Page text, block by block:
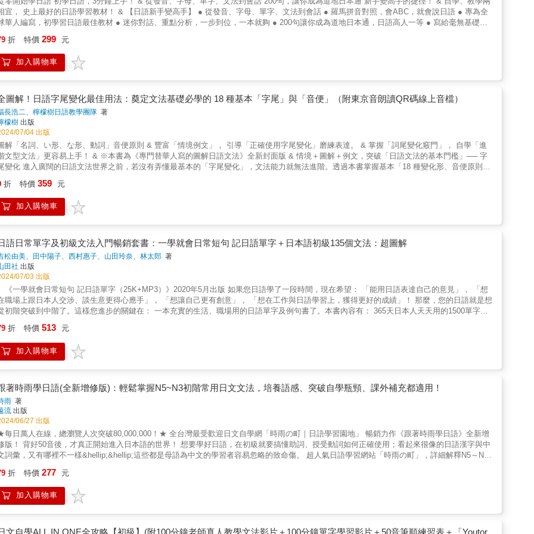
外花錢，且使用率和相容性也是史上最高。3. 「VRP虛擬點讀筆」就是這麼方便！（1）讀者只要透過書中的QR Code連結，就能立即下載
Youtor App」。（僅限iPhone和Android二種系統手機）（2）下載完成後，可至App目錄中搜尋需要的音檔或直接掃描內頁QR Code，將音檔一
從雲端下載至手機使用。（3）當音檔已完成下載後，讀者只要拿出手機並開啟「Youtor App」（內含VRP虛擬點讀筆），就能隨時掃描書中頁
的QR Code立即讀取音檔（平均1秒內）且不需要開啟上網功能。（4）「VRP虛擬點讀筆」就像是點讀筆一樣好用，還可以調整播放速度（0.8-
，聆聽該頁音檔。（6）如果讀者擔心音檔下載後太佔手機空間，也可以隨時刪除音檔，下次需要使用時再下載。購買本公司書籍的讀者等於有
個雲端的CD櫃可隨時使用。（7）詳細使用及操作方法請見書中使用說明。※本書未提供光碟燒錄服務。※雖然我們努力做到完美，但也有可能
為手機的系統版本和「Youtor App」不相容導致無法安裝，在此必須和讀者說聲抱歉，若無法正常使用，請與本公司聯繫，由專人為您服務。
喔，我就是記不起來！」、「是な（na）還是ら（ra），怎麼唸起來都一樣。」相信這是很多人共同的心聲。為了幫助您克服這個困擾，本書特
加入假名比較的單元，為您解說長相相似或是發音相似的假名之間如何區別，讓您分得清楚，自然記的明白、寫的順手而且讀的通暢囉！ 6. 漂
的習字帖，讓筆寫法加強記憶力道！ 學完50音一行，立刻進入書寫練習。用十字方格，搭配正確的一筆一畫教學，讓您寫出一手漂亮、流暢的
名。剛學完50音立刻進入手寫練習，用筆寫法挖掘大腦的潛力，記憶的力道最強大！ 7. 朗讀MP3+書本，邊聽邊學超效率！ 隨書附上精緻朗讀
，由東京腔日本老師錄製，讓您在初學階段就習慣最正確最優美的發音，只要長期接觸正確的發音，自然會說一口標準的日語！建議您一邊
書一邊聽MP3，並且張開嘴巴大聲跟著老師唸，訓練您的耳朵、也訓練您的嘴，聽說讀寫一下子就一次全部都搞定！ 本書寫給剛開始接觸日文
詞的特點，讓讀者重新深入認識自動詞・他動詞。如：「什麼是自動詞、他動詞？兩者分別用在哪一方面？」、「所有的動詞都有成對的自動
動詞詞組嗎？」等。 第二單元：提示N5/N4程度的自動詞、他動詞應用句型，讓學習者可以了解其在日文中的實際使用狀況。例如「～て
・てある」「（目的）～ように・ために」等。 第三單元：本書最重要的內容──按照自動詞、他動詞的背誦規則，羅列192組外形意思相近
自他對應動詞」，列點兩者中文的差異並列舉例句。 老是搞不自動詞、他動詞嗎？利用《圖解日文自動詞．他動詞》精心編輯的192組「自他
宜， 史上最好的日語學習教材！ & 【日語新手變高手】 ● 從發音、字母、單字、文法到會話 ● 羅馬拼音對照，會ABC，就會說日語 ● 專為全
華人編寫，初學習日語最佳教材 ● 迷你對話、重點分析，一步到位，一本就夠 ● 200句讓你成為道地日本通，日語高人一等 ● 寫給毫無基礎、
語，提升自信心。 & 1.主題單字：精選日語會話中，最常見的初級單字 2.重點分析：教你從會話中，快速學會日語文法 3.迷你對話：結合生
，學到最實用、流行的日語 4.10大單元：收錄日常中使用頻率高的單字、會話 5.快速流利：抓住會話竅門，輕鬆和日本人聊不停 6.日語實力：
速提升，立刻擁有N5~N3的程度 & 【200句，讓你成為道地日本通】 ◆只要善用訣竅，活用這200句會話， 再加以記憶背誦，您就能馬上開口
考驗一下自己在教室內所學的日語， 是否真能派上用場， 而刻意到速食店打工、 到企業上班或積極與日本學生交流、 寄宿在日本人家裡。 &
從最真實的日語環境裡， 學習語言是最快、最道地的， 但是沒有這樣的學習環境的人， 該如何是好呢？ ◆本書告訴您一個既快速又紮實的
法， 那就是從日常生活中， 使用最頻繁、運用最靈活， 並極富表現力的慣用語句著手。 ◆例如， 日常寒暄的「どうも」（謝謝）、 「失
します（我先告辭了）、 「すみません」（對不起）。 & 隨聲附和語的「それから」（然後呢？）、 「どうして？」（為什麼？）、 「なる
ど」（原來如此）等等。 & 【內容重點】 ◆彙集日常生活中運用最頻繁的慣用語， 內容包羅萬象， 對話更是日本人在實際生活中所說的， 語
最自然生動。 單字及重點分析更是詳實透徹。 & ◆如果能累積這些慣用語句， 並適切地應用， 日語一定會有很大的進步， 屆時與日本朋友的
通一定更快速， 說日語一定更加流暢！ 而在耍耍嘴皮、開開玩笑之餘， 您一定能充分享受到說日語的樂趣。 【附贈免費QR Code線上MP3
檔】 爲了使讀者學習最正確的發音、語調， 本書的外師標準錄音，以「免費QR Code線上MP3音檔」， 呈現給讀者，行動學習，即掃即聽。
精質的線上MP3，由日本專業播音員親自錄音， 配合線上MP3反覆練習， 自然可學到一口標準正確的日語發音、語調， 輕輕鬆鬆就把日語學
中所說的日語， 跟得上日本的腳步，和日本人聊不停。 & ◆集「やったあ！」（成功啦！）、 「当たった」（中啦！）、 「まさか！」（不
吧！）等， 日常會話中使用最頻繁、 應用最廣的慣用語句之大成。 & ◆單字及重點分析，乃針對了該語言現象的使用場合、 使用心理及對話
省略的部分進行說明， 靈活應用必能大增會話功力。 & ◆學習語言的秘訣就是學一句、說一句， 不用怕開口，相信在不斷的練習中， 你很快
能流利脫口說日語。 &
折 特價 299 元
加入購物車
圖解！日語字尾變化最佳用法：奠定文法基礎必學的 18 種基本「字尾」與「音便」（附東京音朗讀QR碼線上音檔）
長浩二、檸檬樹日語教學團隊 著
檬樹 出版
07/04 出版
解「名詞、い形、な形、動詞」音便原則 & 豐富「情境例文」， 引導「正確使用字尾變化」磨練表達。 & 掌握「詞尾變化竅門」， 自學「進
文型文法」更容易上手！ & ※本書為《專門替華人寫的圖解日語文法》全新封面版 & 情境＋圖解＋例文，突破「日語文法的基本門檻」── 字
變化 進入廣闊的日語文法世界之前，若沒有弄懂最基本的「字尾變化」，文法能力就無法進階。透過本書掌握基本「18 種變化形、音便原則、
音便原則」，字尾「去掉／保留／改變」，一看就懂！ 使用圖表說明「名詞、い形、な形、動詞」音便原則，區分「不變化」「要變化」的部
，並說明「如何變」「如何接續」。接觸到同型態的生詞，只要依循原則，便能自己嘗試完成字尾變化。 & 學習「字尾變化」，就是學習「情
表達」 字尾變成「ます形」表示「禮儀」，「せる / させる形」表示「要求」，「て形」表示「前後關係、原因理由」。掌握全書 18 種基本變
「看起來」）好像很好吃 おいしい「ようだ」──（看到很多人排隊買，「判斷」這間店的蛋糕）好像很好吃 おいしい「らしい」──（聽某人
每周都吃，「猜測」那間店的蛋糕）好像很好吃 & 「情境例文」內容豐富，使用 QR 碼音檔「聆聽、跟讀」，同步精進「單字、發音、表達
」！ 由日籍老師錄音全書「單字」及「例文」。可以邊聽邊讀，或者放下書本專心跟讀。對於「促進記憶、提升聽力、鞏固標準發音」有極大
助。 &
折 特價 359 元
加入購物車
語日常單字及初級文法入門暢銷套書：一學就會日常短句 記日語單字＋日本語初級135個文法：超圖解
松由美、田中陽子、西村惠子、山田玲奈、林太郎 著
田社 出版
07/03 出版
學就會日常短句 記日語單字（25K+MP3）》2020年5月出版 如果您日語學了一段時間，現在希望： 「能用日語表達自己的意見」， 「想
職場上跟日本人交涉、談生意更得心應手」， 「想讓自己更有創意」， 「想在工作與日語學習上，獲得更好的成績」！ 那麼，您的日語就是想
初階突破到中階了。這樣您進步的關鍵在： 一本充實的生活、職場用的日語單字及例句書了。本書內容有： 365天日本人天天用的1500單字，
間記憶－考試會考、生活好用的單字，搭配實用例句，瞬間讓單字記憶在腦海中。 2.串連歸納－一次記住單字相反詞、類義詞，讓您記一個
，同時也記一串字。 3.記憶密碼－每個例句都如一個故事畫面，通過想像力把故事跟單字結合起來，如同掌握單字的記憶密碼。 4.多聽聲音－
開MP3即可聆聽日籍老師朗讀單字及例句，無論想站著聽、坐著聽、趴著聽、躺著聽，怎麼聽都行！累積單字聽力次數，保證單字記一輩子！
日劇，讓您生活、職場單字及會話能力，一次賺到！另外，還特別挑選的相反詞、類義詞，讓您記一個字，同時也記一串字。 3.例句內容涵蓋
中的點線面，及生活中隨處可見的人事物，讓你學得到也派得上用場。 4.漂亮發音的關鍵在於「多聽」。隨書附上們精心錄製的朗讀MP3，
聽正確的發音，開口說出漂亮的日語，一點都不是難事！建議您邊聽邊模仿老師的聲音大聲唸，再把自己的聲音錄下來，比較兩者的差異。一邊
習單字一邊培養好耳力，當耳朵能聽清楚「短的單字」，那麼「長的句子」當然不成問題囉！ 《日本語初級135個文法：超圖解（25K+QR碼線
＋MP3）》2022年9月出版 學好日語文法，其實很簡單。 本書精選初學必備135項文法， 看圖趣味學，自學就上手， 絕對實用，讓您越學
！看插畫可以學文法？」 「只要一週，保證欲罷不能！」 在學習文法的路上，您是否遇到了重重障礙？例如： 1.很想精進自
的日文文法，卻一看到書就想睡。 2.文法書都好難懂，看到落落長的文字就坐不住，感到難以吸收。 3.文法總是看過就忘，記也記不住。 現在
再也不必委屈自己！ 本書將日文中，最基本卻最重要的文法，化作具體的生動插圖，讓學日語就像看卡通一樣，不僅理解超容易，只要短
秒就記牢牢！自然吸收、自然就會用！ 再加上豐富例句幫助記憶以及理解文法，幫您輕鬆破解日文「語順」和「單字任務」這兩大難解的
定用得到的135個文法，為您打好基礎。包含句子的銜接、助詞的使用，以及動詞變化等等，每項都是一定要學好的重要文法，同時也為往後的
石！ ★★★例句精簡好記，生活單字一把抓 文法搭配陣容紮實的會話例句來坐鎮，一項文法就給你４句例句，句句都簡短卻實用，易
好學、吸收無負擔。句中搭配基礎生活單字，從文法的活用例句中學單字，交叉學習，用超效率留下深刻印象，豐富您的詞彙知識庫。 ★★★
折 特價 513 元
加入購物車
著時雨學日語(全新增修版)：輕鬆掌握N5~N3初階常用日文文法，培養語感、突破自學瓶頸、課外補充都適用！
雨 著
流 出版
06/27 出版
每日萬人在線，總瀏覽人次突破80,000,000！★ 全台灣最受歡迎日文自學網「時雨の町｜日語學習園地」 暢銷力作《跟著時雨學日語》全新增
正開始進入日本語的世界！ 想要學好日語，在初級就要搞懂助詞、授受動詞如何正確使用；看起來很像的日語漢字與中
詞彙，又有哪裡不一樣&hellip;&hellip;這些都是母語為中文的學習者容易忽略的致命傷。 超人氣日語學習網站「時雨の町」，詳細解釋N5～N3
初學者習慣用母語角度看待外語，往往容易造成無法理解的情況，形成不自然的「中式日文」。書中整理18組易混淆詞彙，幫助你
、養成日文腦。 ▓搞懂助詞，掌握日語解讀關鍵 日語中的助詞扮演著重要的功能，若是使用或理解錯誤，可能會影響到整個句子的解
書中透過一目瞭然的條列式整理，協助你理解助詞的用法。 ▓授受動詞，到底是「誰」給「誰」？ 「授」代表授予，「受」代表接受。「授
提升閱讀理解力！ ◎特別收錄：自學者常見問題 &
折 特價 277 元
加入購物車
文自學ALL IN ONE全攻略【初級】(附100分鐘老師真人教學文法影片＋100分鐘單字學習影片＋50音筆順練習表＋「Youtor